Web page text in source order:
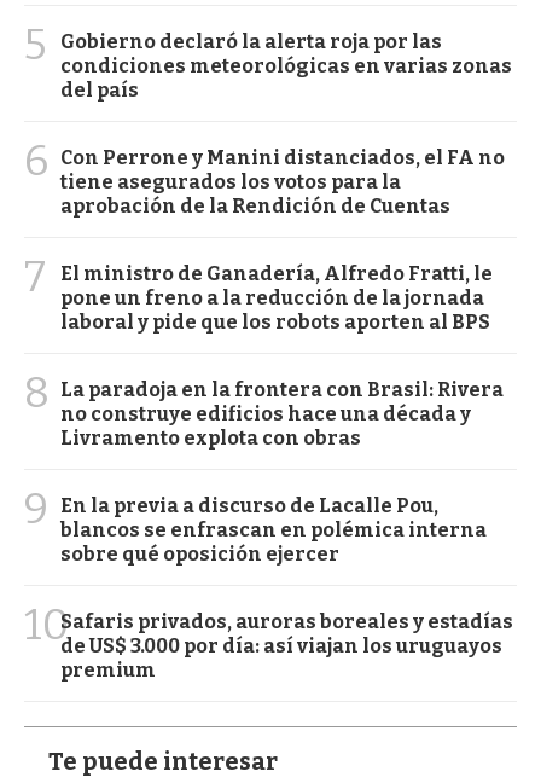
5
Gobierno declaró la alerta roja por las
condiciones meteorológicas en varias zonas
del país
6
Con Perrone y Manini distanciados, el FA no
tiene asegurados los votos para la
aprobación de la Rendición de Cuentas
7
El ministro de Ganadería, Alfredo Fratti, le
pone un freno a la reducción de la jornada
laboral y pide que los robots aporten al BPS
8
La paradoja en la frontera con Brasil: Rivera
no construye edificios hace una década y
Livramento explota con obras
9
En la previa a discurso de Lacalle Pou,
blancos se enfrascan en polémica interna
sobre qué oposición ejercer
10Safaris privados, auroras boreales y estadías
de US$ 3.000 por día: así viajan los uruguayos
premium
Te puede interesar